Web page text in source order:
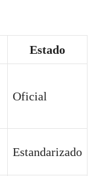
Estado
Oficial
Estandarizado